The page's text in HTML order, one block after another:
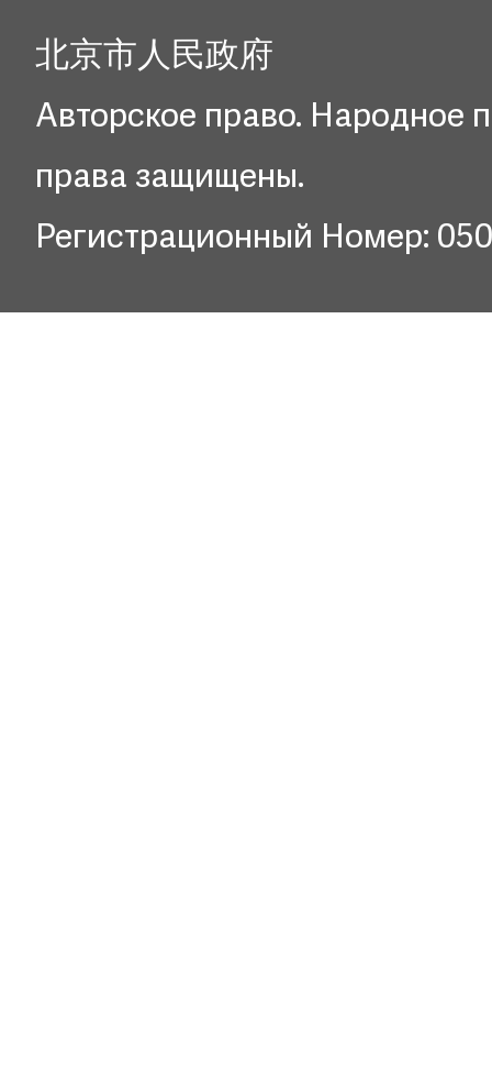
北京市人民政府
Авторское право. Народное
права защищены.
Регистрационный Номер: